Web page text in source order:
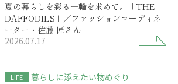
夏の暮らしを彩る一輪を求めて。「THE
DAFFODILS」／ファッションコーディネ
ーター・佐藤 匠さん
2026.07.17
LIFE
暮らしに添えたい物めぐり